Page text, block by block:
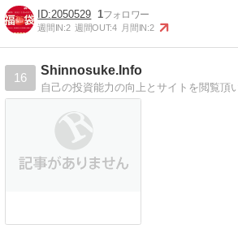
2050529 1
週間IN:2 週間OUT:4 月間IN:2
16
Shinnosuke.Info